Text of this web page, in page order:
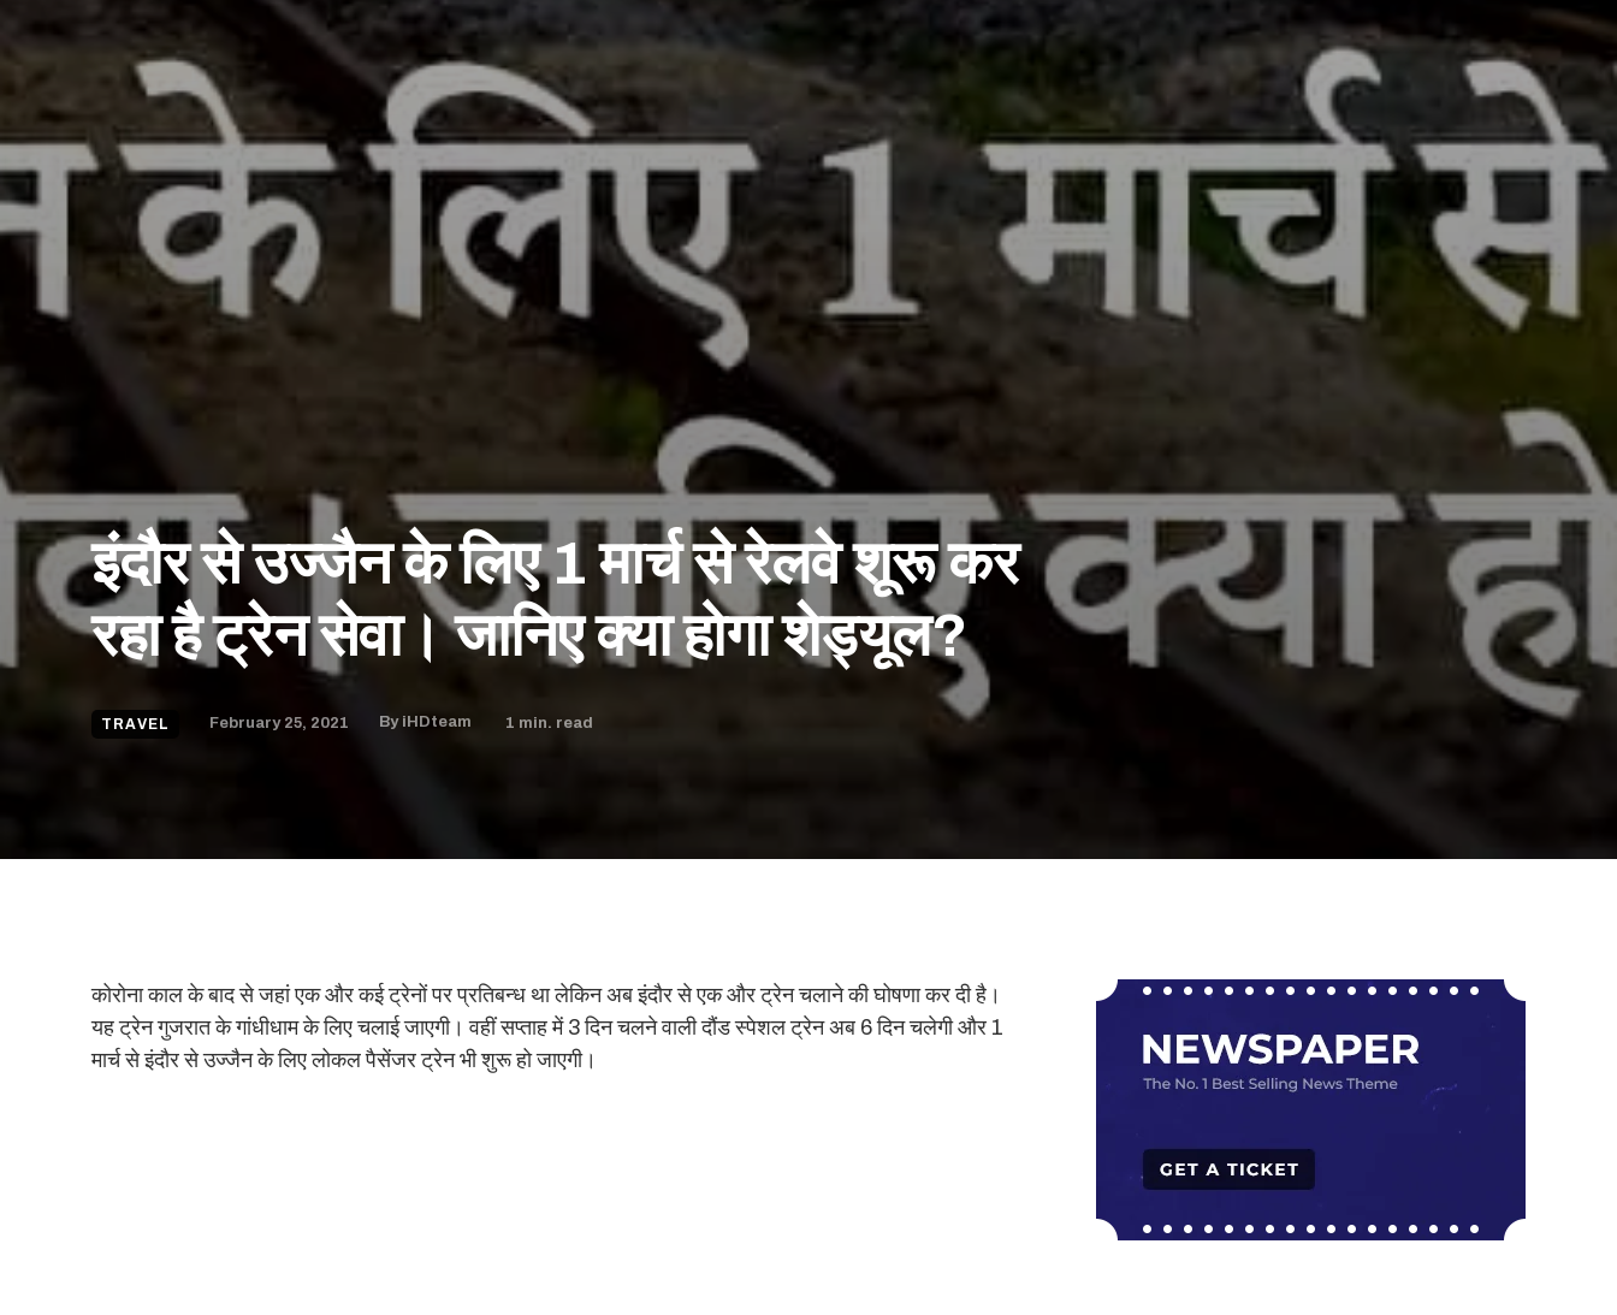
इंदौर से उज्जैन के लिए 1 मार्च से रेलवे शूरू कर
रहा है ट्रेन सेवा। जानिए क्या होगा शेड्यूल?
TRAVEL February 25, 2021 By iHDteam 1 min. read
कोरोना काल के बाद से जहां एक और कई ट्रेनों पर प्रतिबन्ध था लेकिन अब इंदौर से एक और ट्रेन चलाने की घोषणा कर दी है।
यह ट्रेन गुजरात के गांधीधाम के लिए चलाई जाएगी। वहीं सप्ताह में 3 दिन चलने वाली दौंड स्पेशल ट्रेन अब 6 दिन चलेगी और 1
मार्च से इंदौर से उज्जैन के लिए लोकल पैसेंजर ट्रेन भी शुरू हो जाएगी।